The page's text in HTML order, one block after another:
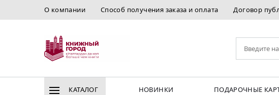
О компании Способ получения заказа и оплата Договор
КАТАЛОГ НОВИНКИ ПОДАРОЧНЫЕ